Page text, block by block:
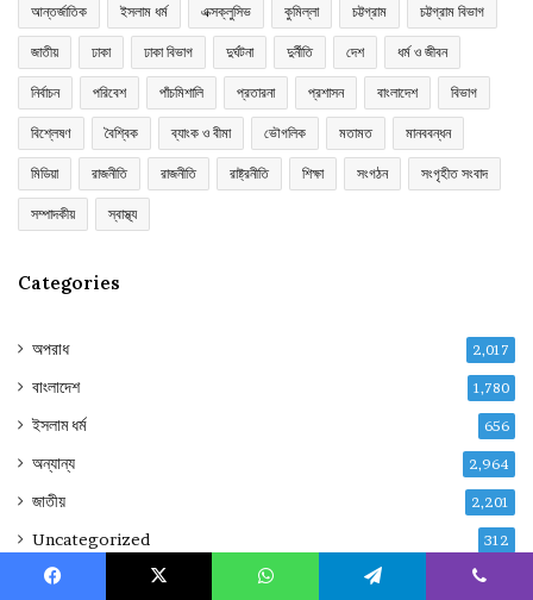
আন্তর্জাতিক ইসলাম ধর্ম এক্সক্লুসিভ কুমিল্লা চট্টগ্রাম চট্টগ্রাম বিভাগ
জাতীয় ঢাকা ঢাকা বিভাগ দুর্ঘটনা দুর্নীতি দেশ ধর্ম ও জীবন
নির্বাচন পরিবেশ পাঁচমিশালি প্রতারনা প্রশাসন বাংলাদেশ বিভাগ
বিশ্লেষণ বৈশ্বিক ব্যাংক ও বীমা ভৌগলিক মতামত মানববন্ধন
মিডিয়া রাজনীতি রাজনীতি রাষ্ট্রনীতি শিক্ষা সংগঠন সংগৃহীত সংবাদ
সম্পাদকীয় স্বাস্থ্য
Categories
অপরাধ 2,017
বাংলাদেশ 1,780
ইসলাম ধর্ম 656
অন্যান্য 2,964
জাতীয় 2,201
Uncategorized 312
মিডিয়া 271